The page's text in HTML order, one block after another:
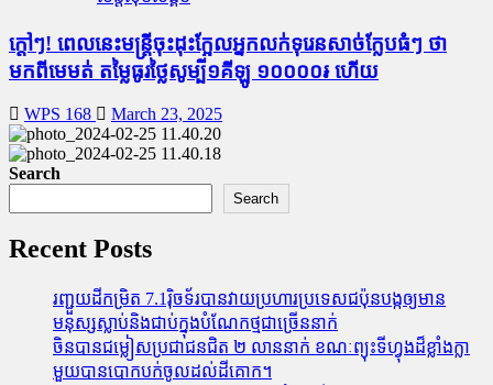
ក្តៅៗ! ពេលនេះមន្រ្តីចុះដុះក្អែលអ្នកលក់ទុរេនសាច់ក្លែបធំៗ ថា
មកពីមេមត់ តម្លៃធូរថ្លៃសូម្បី១គីឡូ ១០០០០៛ ហើយ
WPS 168 March 23, 2025
Search
Search
Recent Posts
រញ្ជួយដីកម្រិត​ 7.1រ៉ិចទ័របានវាយប្រហារប្រទេសជប៉ុនបង្កឲ្យមាន
មនុស្សស្លាប់​និង​ជាប់ក្នុងបំណែកថ្មជាច្រើននាក់
ចិនបានជម្លៀសប្រជាជនជិត ២ លាននាក់ ខណៈព្យុះទីហ្វុងដ៏ខ្លាំងក្លា
មួយបានបោកបក់ចូលដល់ដីគោក។